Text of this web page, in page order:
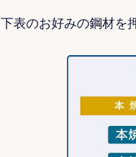
下表のお好みの鋼材を